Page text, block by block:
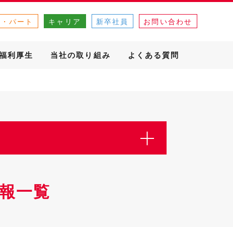
パート キャリア 新卒社員 お問い合わせ
利厚生 当社の取り組み よくある質問
一覧